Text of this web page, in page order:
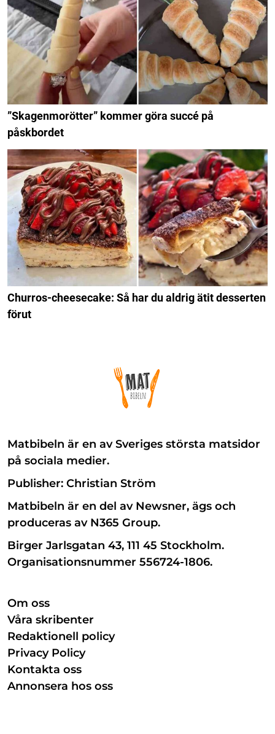
”Skagenmorötter” kommer göra succé på
påskbordet
Churros-cheesecake: Så har du aldrig ätit desserten
förut
Matbibeln är en av Sveriges största matsidor
på sociala medier.
Publisher: Christian Ström
Matbibeln är en del av Newsner, ägs och
produceras av N365 Group.
Birger Jarlsgatan 43, 111 45 Stockholm.
Organisationsnummer 556724-1806.
Om oss
Våra skribenter
Redaktionell policy
Privacy Policy
Kontakta oss
Annonsera hos oss